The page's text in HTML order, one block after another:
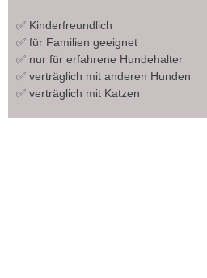
✅ Kinderfreundlich
✅ für Familien geeignet
✅ nur für erfahrene Hundehalter
✅ verträglich mit anderen Hunden
✅ verträglich mit Katzen